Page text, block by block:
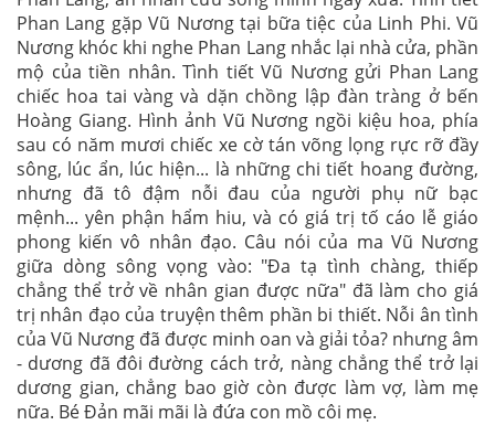
Phan Lang gặp Vũ Nương tại bữa tiệc của Linh Phi. Vũ
Nương khóc khi nghe Phan Lang nhắc lại nhà cửa, phần
mộ của tiền nhân. Tình tiết Vũ Nương gửi Phan Lang
chiếc hoa tai vàng và dặn chồng lập đàn tràng ở bến
Hoàng Giang. Hình ảnh Vũ Nương ngồi kiệu hoa, phía
sau có năm mươi chiếc xe cờ tán võng lọng rực rỡ đầy
sông, lúc ẩn, lúc hiện... là những chi tiết hoang đường,
nhưng đã tô đậm nỗi đau của người phụ nữ bạc
mệnh... yên phận hẩm hiu, và có giá trị tố cáo lễ giáo
phong kiến vô nhân đạo. Câu nói của ma Vũ Nương
giữa dòng sông vọng vào: "Đa tạ tình chàng, thiếp
chẳng thể trở về nhân gian được nữa" đã làm cho giá
trị nhân đạo của truyện thêm phần bi thiết. Nỗi ân tình
của Vũ Nương đã được minh oan và giải tỏa? nhưng âm
- dương đã đôi đường cách trở, nàng chẳng thể trở lại
dương gian, chẳng bao giờ còn được làm vợ, làm mẹ
nữa. Bé Đản mãi mãi là đứa con mồ côi mẹ.